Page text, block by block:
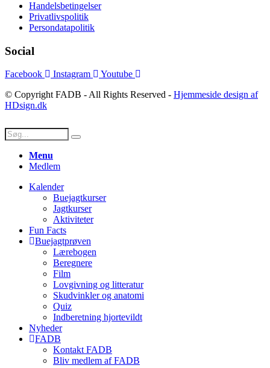
Handelsbetingelser
Privatlivspolitik
Persondatapolitik
Social
Facebook Instagram
Youtube
© Copyright FADB - All Rights Reserved - Hjemmeside design af
HDsign.dk
Menu
Medlem
Kalender
Buejagtkurser
Jagtkurser
Aktiviteter
Fun Facts
Buejagtprøven
Lærebogen
Beregnere
Film
Lovgivning og litteratur
Skudvinkler og anatomi
Quiz
Indberetning hjortevildt
Nyheder
FADB
Kontakt FADB
Bliv medlem af FADB